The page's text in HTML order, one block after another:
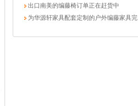
出口南美的编藤椅订单正在赶货中
为华源轩家具配套定制的户外编藤家具完工交运